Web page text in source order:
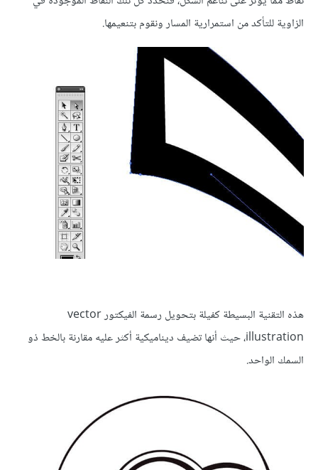
الزاوية للتأكد من استمرارية المسار ونقوم بتنعيمها.
هذه التقنية البسيطة كفيلة بتحويل رسمة الفيكتور vector
illustration، حيث أنها تضيف ديناميكية أكثر عليه مقارنة بالخط ذو
السمك الواحد.